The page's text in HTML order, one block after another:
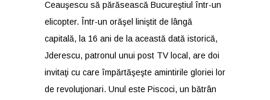
Ceauşescu să părăsească Bucureştiul într-un
elicopter. Într-un orăşel liniştit de lângă
capitală, la 16 ani de la această dată istorică,
Jderescu, patronul unui post TV local, are doi
invitaţi cu care împărtăşeşte amintirile gloriei lor
de revoluţionari. Unul este Piscoci, un bătrân